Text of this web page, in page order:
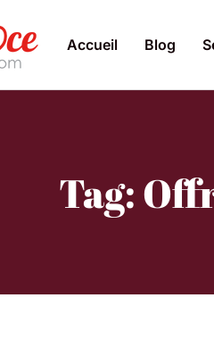
Accueil Blog
Tag: